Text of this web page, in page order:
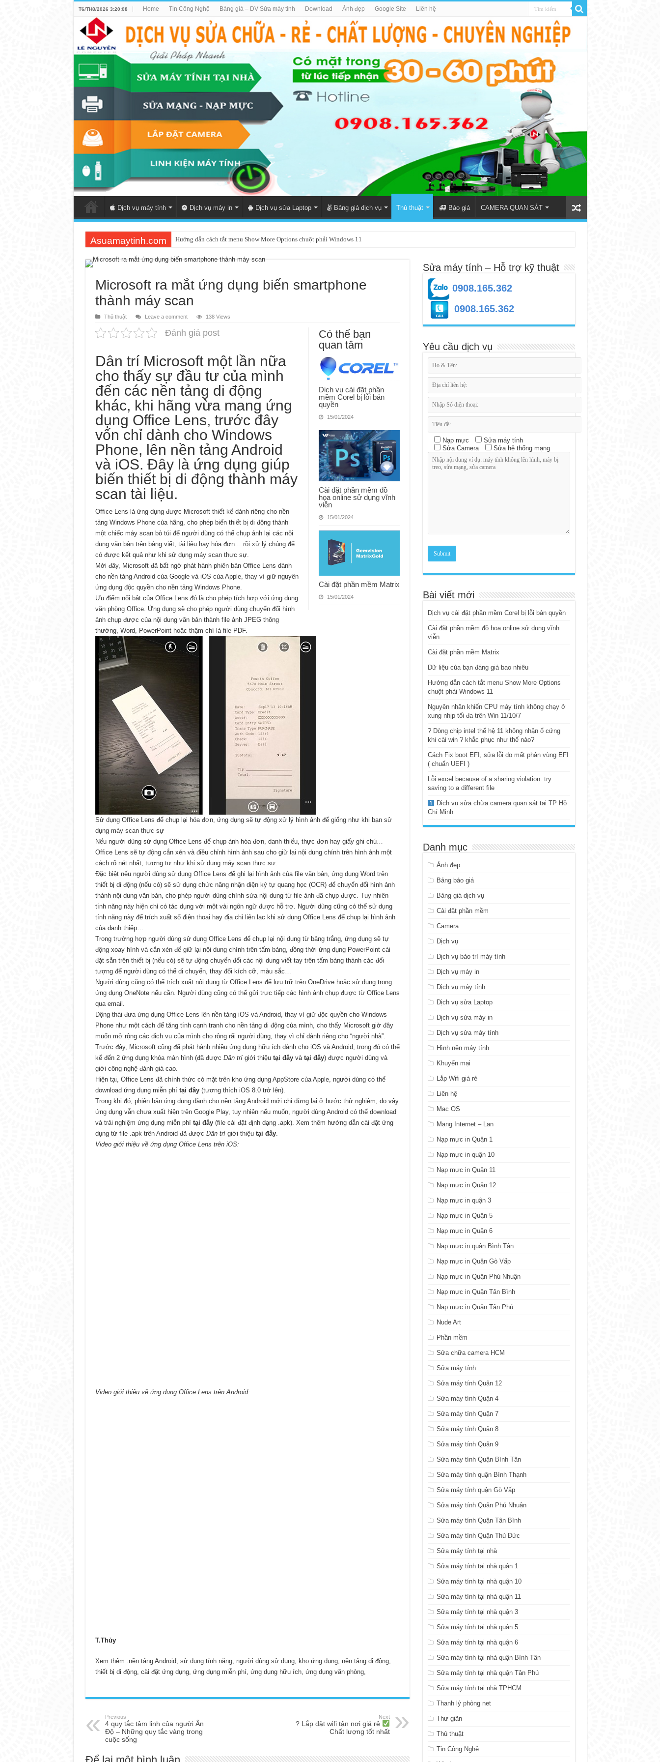
T6/TH8/2026 3:20:08 Home Tin Công Nghệ Bảng giá – DV Sửa máy tính Download Ảnh đẹp Google Site Liên hệ
Dịch vụ máy tính Dịch vụ máy in Dịch vụ sửa Laptop Bảng giá dịch vụ Thủ thuật Báo giá CAMERA QUAN SÁT
Asuamaytinh.com Hướng dẫn cách tắt menu Show More Options chuột phải Windows 11
Microsoft ra mắt ứng dụng biến smartphone
thành máy scan
Thủ thuật Leave a comment 138 Views
Có thể bạn
quan tâm
Dịch vụ cài đặt phần
mềm Corel bị lỗi bản
quyền
15/01/2024
Cài đặt phần mềm đồ
họa online sử dụng vĩnh
viễn
15/01/2024
Cài đặt phần mềm Matrix
15/01/2024
Đánh giá post
Dân tríMicrosoft một lần nữa
cho thấy sự đầu tư của mình
đến các nền tảng di động
khác, khi hãng vừa mang ứng
dụng Office Lens, trước đây
vốn chỉ dành cho Windows
Phone, lên nền tảng Android
và iOS. Đây là ứng dụng giúp
biến thiết bị di động thành máy
scan tài liệu.
Office Lens là ứng dụng được Microsoft thiết kế dành riêng cho nền
tảng Windows Phone của hãng, cho phép biến thiết bị di động thành
một chiếc máy scan bỏ túi để người dùng có thể chụp ảnh lại các nội
dung văn bản trên bảng viết, tài liệu hay hóa đơn… rồi xử lý chúng để
có được kết quả như khi sử dụng máy scan thực sự.
Mới đây, Microsoft đã bất ngờ phát hành phiên bản Office Lens dành
cho nền tảng Android của Google và iOS của Apple, thay vì giữ nguyên
ứng dụng độc quyền cho nền tảng Windows Phone.
Ưu điểm nổi bật của Office Lens đó là cho phép tích hợp với ứng dụng
văn phòng Office. Ứng dụng sẽ cho phép người dùng chuyển đổi hình
ảnh chụp được của nội dung văn bản thành file ảnh JPEG thông
thường, Word, PowerPoint hoặc thậm chí là file PDF.
Sử dụng Office Lens để chụp lại hóa đơn, ứng dụng sẽ tự động xử lý hình ảnh để giống như khi bạn sử
dụng máy scan thực sự
Nếu người dùng sử dụng Office Lens để chụp ảnh hóa đơn, danh thiếu, thực đơn hay giấy ghi chú…
Office Lens sẽ tự động cắn xén và điều chỉnh hình ảnh sau cho giữ lại nội dung chính trên hình ảnh một
cách rõ nét nhất, tương tự như khi sử dụng máy scan thực sự.
Đặc biệt nếu người dùng sử dụng Office Lens để ghi lại hình ảnh của file văn bản, ứng dụng Word trên
thiết bị di động (nếu có) sẽ sử dụng chức năng nhận diện ký tự quang học (OCR) để chuyển đổi hình ảnh
thành nội dung văn bản, cho phép người dùng chình sửa nội dung từ file ảnh đã chụp được. Tuy nhiên
tính năng này hiện chỉ có tác dụng với một vài ngôn ngữ được hỗ trợ. Người dùng cũng có thể sử dụng
tính năng này để trích xuất số điện thoại hay địa chỉ liên lạc khi sử dụng Office Lens để chụp lại hình ảnh
của danh thiếp…
Trong trường hợp người dùng sử dụng Office Lens để chụp lại nội dung từ bảng trắng, ứng dụng sẽ tự
động xoay hình và cắn xén để giữ lại nội dung chính trên tấm bảng, đồng thời ứng dụng PowerPoint cài
đặt sẵn trên thiết bị (nếu có) sẽ tự động chuyển đổi các nội dung viết tay trên tấm bảng thành các đối
tượng để người dùng có thể di chuyển, thay đổi kích cỡ, màu sắc…
Người dùng cũng có thể trích xuất nội dung từ Office Lens để lưu trữ trên OneDrive hoặc sử dụng trong
ứng dụng OneNote nếu cần. Người dùng cũng có thể gửi trực tiếp các hình ảnh chụp được từ Office Lens
qua email.
Động thái đưa ứng dụng Office Lens lên nền tảng iOS và Android, thay vì giữ độc quyền cho Windows
Phone như một cách để tăng tính cạnh tranh cho nền tảng di động của mình, cho thấy Microsoft giờ đây
muốn mở rộng các dịch vụ của mình cho rộng rãi người dùng, thay vì chỉ dành riêng cho “người nhà”.
Trước đây, Microsoft cũng đã phát hành nhiều ứng dụng hữu ích dành cho iOS và Android, trong đó có thể
kể đến 2 ứng dụng khóa màn hình (đã được Dân trí giới thiệu tại đâyvà tại đây) được người dùng và
giới công nghệ đánh giá cao.
Hiện tại, Office Lens đã chính thức có mặt trên kho ứng dụng AppStore của Apple, người dùng có thể
download ứng dụng miễn phí tại đây(tương thích iOS 8.0 trở lên).
Trong khi đó, phiên bản ứng dụng dành cho nền tảng Android mới chỉ dừng lại ở bước thử nghiệm, do vậy
ứng dụng vẫn chưa xuất hiện trên Google Play, tuy nhiên nếu muốn, người dùng Android có thể download
và trải nghiệm ứng dụng miễn phí tại đây(file cài đặt định dạng .apk). Xem thêm hướng dẫn cài đặt ứng
dụng từ file .apk trên Android đã được Dân trí giới thiệu tại đây.
Video giới thiệu về ứng dụng Office Lens trên iOS:
Video giới thiệu về ứng dụng Office Lens trên Android:
T.Thủy
Xem thêm :nền tảng Android, sử dụng tính năng, người dùng sử dụng, kho ứng dụng, nền tảng di động,
thiết bị di động, cài đặt ứng dụng, ứng dụng miễn phí, ứng dụng hữu ích, ứng dụng văn phòng,
Previous
4 quy tắc tâm linh của người Ấn
Độ – Những quy tắc vàng trong
cuộc sống
Next
? Lắp đặt wifi tận nơi giá rẻ
Chất lượng tốt nhất
Sửa máy tính – Hỗ trợ kỹ thuật
0908.165.362
0908.165.362
Yêu cầu dịch vụ
Nạp mực
Sửa máy tính
Sửa Camera
Sửa hệ thống mạng
Bài viết mới
Dịch vụ cài đặt phần mềm Corel bị lỗi bản quyền
Cài đặt phần mềm đồ họa online sử dụng vĩnh
viễn
Cài đặt phần mềm Matrix
Dữ liệu của bạn đáng giá bao nhiêu
Hướng dẫn cách tắt menu Show More Options
chuột phải Windows 11
Nguyên nhân khiến CPU máy tính không chạy ở
xung nhịp tối đa trên Win 11/10/7
? Dòng chip intel thế hệ 11 không nhận ổ cứng
khi cài win ? khắc phục như thế nào?
Cách Fix boot EFI, sửa lỗi do mất phân vùng EFI
( chuẩn UEFI )
Lỗi excel because of a sharing violation. try
saving to a different file
Dịch vụ sửa chữa camera quan sát tại TP Hồ
Chí Minh
Danh mục
Ảnh đẹp
Bảng báo giá
Bảng giá dịch vụ
Cài đặt phần mềm
Camera
Dịch vụ
Dịch vụ bảo trì máy tính
Dịch vụ máy in
Dịch vụ máy tính
Dịch vụ sửa Laptop
Dịch vụ sửa máy in
Dịch vụ sửa máy tính
Hình nền máy tính
Khuyến mại
Lắp Wifi giá rẻ
Liên hệ
Mac OS
Mạng Internet – Lan
Nạp mực in Quận 1
Nạp mực in quận 10
Nạp mực in Quận 11
Nạp mực in Quận 12
Nạp mực in quận 3
Nạp mực in Quận 5
Nạp mực in Quận 6
Nạp mực in quận Bình Tân
Nạp mực in Quận Gò Vấp
Nạp mực in Quận Phú Nhuận
Nạp mực in Quận Tân Bình
Nạp mực in Quận Tân Phú
Nude Art
Phần mềm
Sửa chữa camera HCM
Sửa máy tính
Sửa máy tính Quận 12
Sửa máy tính Quận 4
Sửa máy tính Quận 7
Sửa máy tính Quận 8
Sửa máy tính Quận 9
Sửa máy tính Quận Bình Tân
Sửa máy tính quận Bình Thạnh
Sửa máy tính quận Gò Vấp
Sửa máy tính Quận Phú Nhuận
Sửa máy tính Quận Tân Bình
Sửa máy tính Quận Thủ Đức
Sửa máy tính tại nhà
Sửa máy tính tại nhà quận 1
Sửa máy tính tại nhà quận 10
Sửa máy tính tại nhà quận 11
Sửa máy tính tại nhà quận 3
Sửa máy tính tại nhà quận 5
Sửa máy tính tại nhà quận 6
Sửa máy tính tại nhà quận Bình Tân
Sửa máy tính tại nhà quận Tân Phú
Sửa máy tính tại nhà TPHCM
Thanh lý phòng net
Thư giãn
Thủ thuật
Tin Công Nghệ